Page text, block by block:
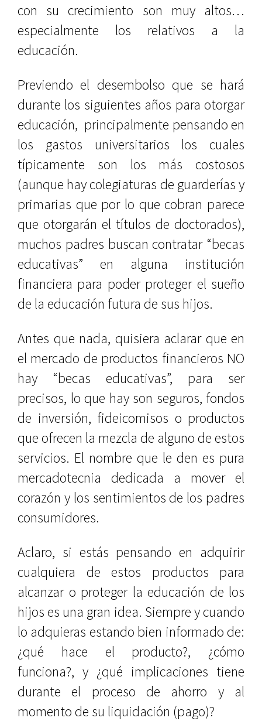
con su crecimiento son muy altos…
especialmente los relativos a la
educación.
Previendo el desembolso que se hará
durante los siguientes años para otorgar
educación, principalmente pensando en
los gastos universitarios los cuales
típicamente son los más costosos
(aunque hay colegiaturas de guarderías y
primarias que por lo que cobran parece
que otorgarán el títulos de doctorados),
muchos padres buscan contratar “becas
educativas” en alguna institución
financiera para poder proteger el sueño
de la educación futura de sus hijos.
Antes que nada, quisiera aclarar que en
el mercado de productos financieros NO
hay “becas educativas”, para ser
precisos, lo que hay son seguros, fondos
de inversión, fideicomisos o productos
que ofrecen la mezcla de alguno de estos
servicios. El nombre que le den es pura
mercadotecnia dedicada a mover el
corazón y los sentimientos de los padres
consumidores.
Aclaro, si estás pensando en adquirir
cualquiera de estos productos para
alcanzar o proteger la educación de los
hijos es una gran idea. Siempre y cuando
lo adquieras estando bien informado de:
¿qué hace el producto?, ¿cómo
funciona?, y ¿qué implicaciones tiene
durante el proceso de ahorro y al
momento de su liquidación (pago)?